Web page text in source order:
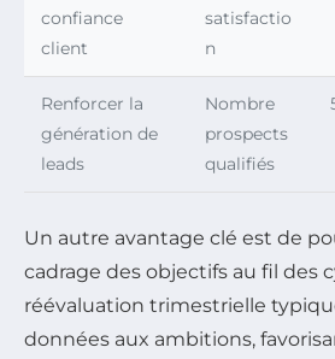
confiance
client
satisfactio
n
Renforcer la
génération de
leads
Nombre
prospects
qualifiés
Un autre avantage clé est de
cadrage des objectifs au fil des
réévaluation trimestrielle
données aux ambitions,